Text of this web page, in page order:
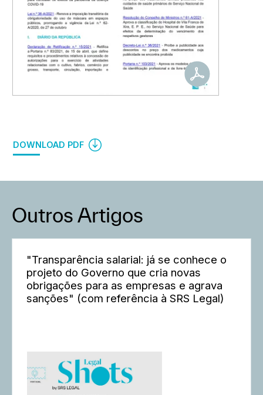
DOWNLOAD PDF
Outros Artigos
"Transparência salarial: já se conhece o
projeto do Governo que cria novas
obrigações para as empresas e agrava
sanções" (com referência à SRS Legal)